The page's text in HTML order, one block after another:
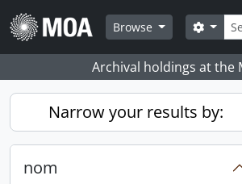
Skip to main content
Browse
Archival holdings at the
Narrow your results by:
nom